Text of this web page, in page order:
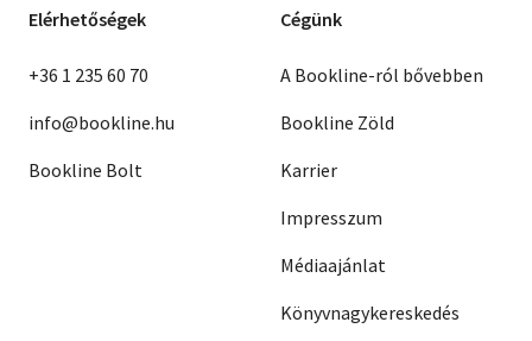
Elérhetőségek
+36 1 235 60 70
info@bookline.hu
Bookline Bolt
Cégünk
A Bookline-ról bővebben
Bookline Zöld
Karrier
Impresszum
Médiaajánlat
Könyvnagykereskedés